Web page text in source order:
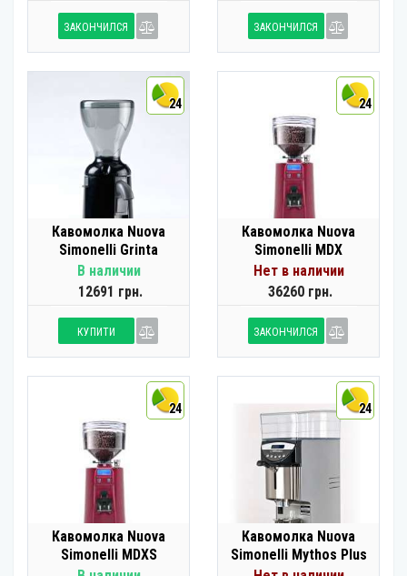
ЗАКОНЧИЛСЯ ЗАКОНЧИЛСЯ
24
Кавомолка Nuova
Simonelli Grinta
В наличии
12691 грн.
КУПИТИ
24
Кавомолка Nuova
Simonelli MDX
Нет в наличии
36260 грн.
ЗАКОНЧИЛСЯ
24
Кавомолка Nuova
Simonelli MDXS
24
Кавомолка Nuova
Simonelli Mythos Plus